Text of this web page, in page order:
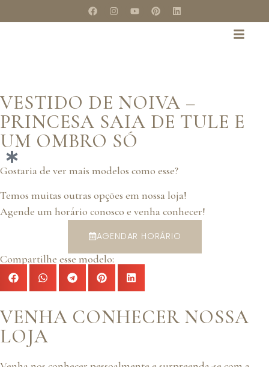
VESTIDO DE NOIVA –
PRINCESA SAIA DE TULE E
UM OMBRO SÓ
Gostaria de ver mais modelos como esse?
Temos muitas outras opções em nossa loja!
Agende um horário conosco e venha conhecer!
AGENDAR HORÁRIO
Compartilhe esse modelo:
VENHA CONHECER NOSSA
LOJA